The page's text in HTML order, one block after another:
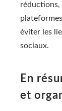
éviter les
sociaux.
En
et